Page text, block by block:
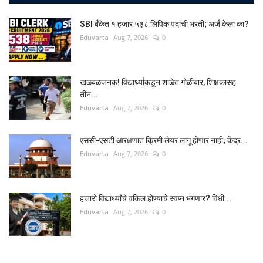
SBI बँकेत १ हजार ५३८ लिपिक पदांची भरती; अर्ज केला का?
Eduvarta Aug 7, 2026 0
खळबळजनक! विद्यार्थ्याकडून शाळेत गोळीबार, शिक्षकासह
तीन...
Eduvarta Aug 7, 2026 0
एससी-एसटी आरक्षणात क्रिमी लेयर लागू होणार नाही; केंद्र...
Eduvarta Aug 7, 2026 0
हजारो विद्यार्थ्यांचे वकिल होण्याचे स्वप्न भंगणार? विधी...
Eduvarta Aug 7, 2026 0